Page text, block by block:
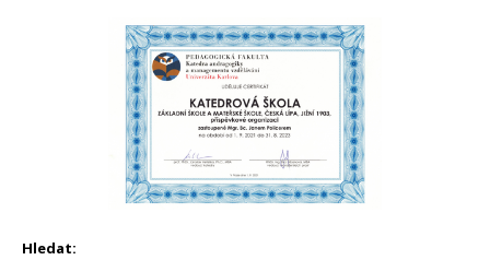
Hledat: